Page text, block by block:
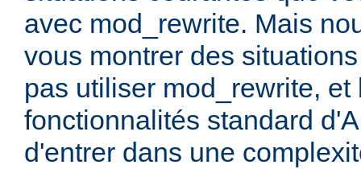
avec mod_rewrite. Mais
vous montrer des
pas utiliser mod_rewrite,
fonctionnalités standard
d'entrer dans une